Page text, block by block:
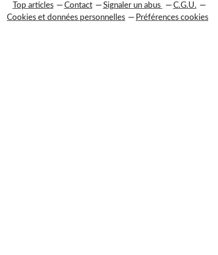
Top articles
Contact Signaler un abus
C.G.U.
Cookies et données personnelles
Préférences cookies